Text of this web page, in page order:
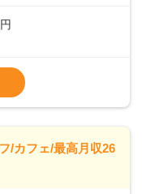
上・シフト・在庫
きますので、無理の
にマネージャーへの
21万4000～27万
、決定します。
手当あり
26万7500円
/カフェ/最高月収26